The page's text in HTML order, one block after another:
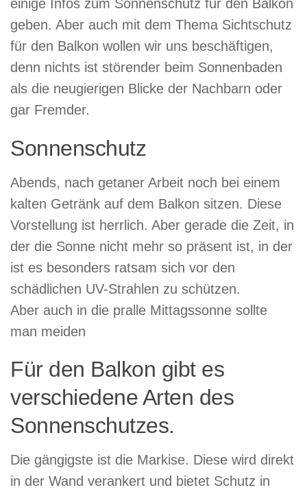
einige Infos zum Sonnenschutz für den Balkon
geben. Aber auch mit dem Thema Sichtschutz
für den Balkon wollen wir uns beschäftigen,
denn nichts ist störender beim Sonnenbaden
als die neugierigen Blicke der Nachbarn oder
gar Fremder.
Sonnenschutz
Abends, nach getaner Arbeit noch bei einem
kalten Getränk auf dem Balkon sitzen. Diese
Vorstellung ist herrlich. Aber gerade die Zeit, in
der die Sonne nicht mehr so präsent ist, in der
ist es besonders ratsam sich vor den
schädlichen UV-Strahlen zu schützen.
Aber auch in die pralle Mittagssonne sollte
man meiden
Für den Balkon gibt es
verschiedene Arten des
Sonnenschutzes.
Die gängigste ist die Markise. Diese wird direkt
in der Wand verankert und bietet Schutz in